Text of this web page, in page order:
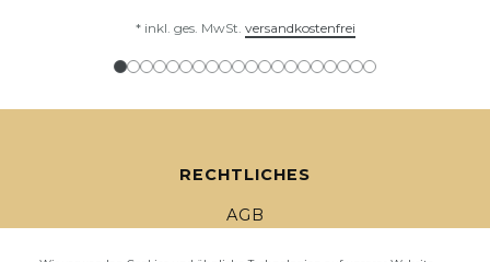
* inkl. ges. MwSt. versandkostenfrei
RECHTLICHES
AGB
IMPRESSUM